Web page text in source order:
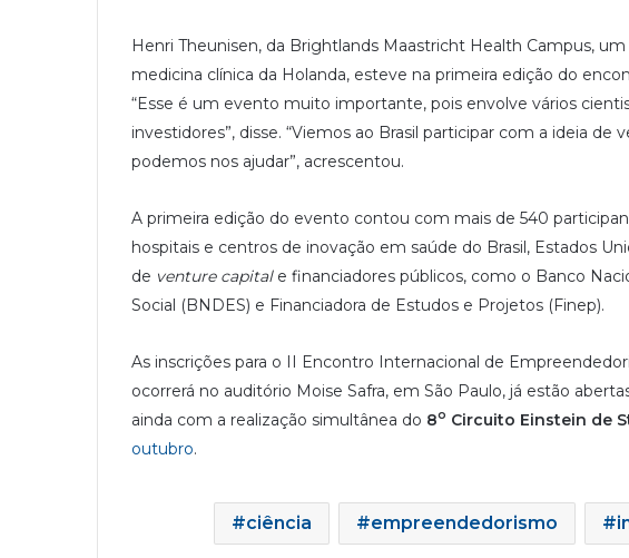
Henri Theunisen, da Brightlands Maastricht Health Campus,
medicina clínica da Holanda, esteve na primeira edição do
“Esse é um evento muito importante, pois envolve vários
investidores”, disse. “Viemos ao Brasil participar com a ideia
podemos nos ajudar”, acrescentou.
A primeira edição do evento contou com mais de 540
hospitais e centros de inovação em saúde do Brasil, Estados
de venture capital e financiadores públicos, como o Banco
Social (BNDES) e Financiadora de Estudos e Projetos (Finep).
As inscrições para o II Encontro Internacional de
ocorrerá no auditório Moise Safra, em São Paulo, já estão
ainda com a realização simultânea do 8o Circuito Einstein de
outubro.
ciência empreendedorismo